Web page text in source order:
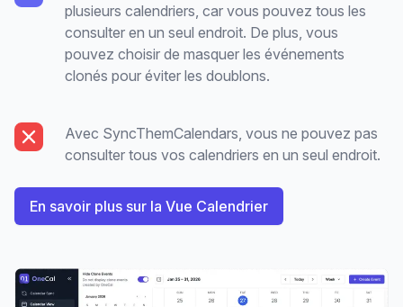
plusieurs calendriers, car vous pouvez tous les
consulter en un seul endroit. De plus, vous
pouvez choisir de masquer les événements
clonés pour éviter les doublons.
Avec SyncThemCalendars, vous ne pouvez pas
consulter tous vos calendriers en un seul endroit.
En savoir plus sur la Vue Calendrier